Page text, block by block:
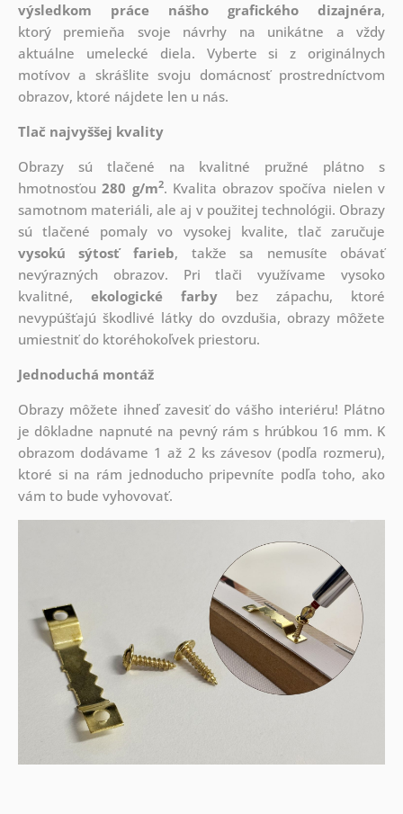
výsledkom práce nášho grafického dizajnéra,
ktorý premieňa svoje návrhy na unikátne a vždy
aktuálne umelecké diela. Vyberte si z originálnych
motívov a skrášlite svoju domácnosť prostredníctvom
obrazov, ktoré nájdete len u nás.
Tlač najvyššej kvality
Obrazy sú tlačené na kvalitné pružné plátno s
hmotnosťou280 g/m2. Kvalita obrazov spočíva nielen v
samotnom materiáli, ale aj v použitej technológii. Obrazy
sú tlačené pomaly vo vysokej kvalite, tlač zaručuje
vysokú sýtosť farieb, takže sa nemusíte obávať
nevýrazných obrazov. Pri tlači využívame vysoko
kvalitné, ekologické farby bez zápachu, ktoré
nevypúšťajú škodlivé látky do ovzdušia, obrazy môžete
umiestniť do ktoréhokoľvek priestoru.
Jednoduchá montáž
Obrazy môžete ihneď zavesiť do vášho interiéru! Plátno
je dôkladne napnuté na pevný rám s hrúbkou 16 mm. K
obrazom dodávame 1 až 2 ks závesov (podľa rozmeru),
ktoré si na rám jednoducho pripevníte podľa toho, ako
vám to bude vyhovovať.